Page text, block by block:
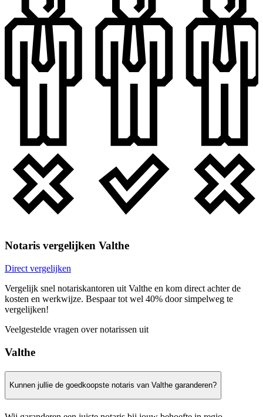
Notaris vergelijken Valthe
Direct vergelijken
Vergelijk snel notariskantoren uit Valthe en kom direct achter de
kosten en werkwijze. Bespaar tot wel 40% door simpelweg te
vergelijken!
Veelgestelde vragen over notarissen uit
Valthe
Kunnen jullie de goedkoopste notaris van Valthe garanderen?